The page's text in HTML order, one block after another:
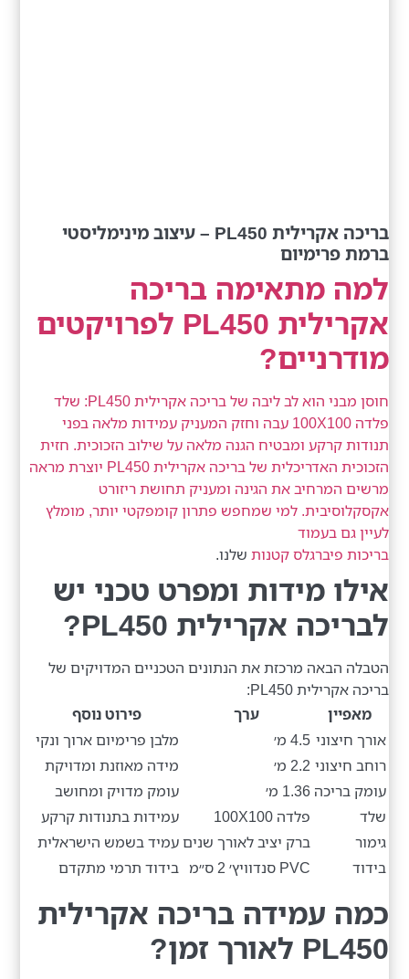
בריכה אקרילית PL450 – עיצוב מינימליסטי
ברמת פרימיום
למה מתאימה בריכה
אקרילית PL450 לפרויקטים
מודרניים?
חוסן מבני הוא לב ליבה של בריכה אקרילית PL450: שלד
פלדה 100X100 עבה וחזק המעניק עמידות מלאה בפני
תנודות קרקע ומבטיח הגנה מלאה על שילוב הזכוכית. חזית
הזכוכית האדריכלית של בריכה אקרילית PL450 יוצרת מראה
מרשים המרחיב את הגינה ומעניק תחושת ריזורט
אקסקלוסיבית. למי שמחפש פתרון קומפקטי יותר, מומלץ
לעיין גם בעמוד
בריכות פיברגלס קטנות שלנו.
אילו מידות ומפרט טכני יש
לבריכה אקרילית PL450?
הטבלה הבאה מרכזת את הנתונים הטכניים המדויקים של
בריכה אקרילית PL450:
מאפיין
ערך
פירוט נוסף
אורך חיצוני 4.5 מ׳
מלבן פרימיום ארוך ונקי
רוחב חיצוני 2.2 מ׳
מידה מאוזנת ומדויקת
עומק בריכה 1.36 מ׳
עומק מדויק ומחושב
שלד
פלדה 100X100
עמידות בתנודות קרקע
גימור
ברק יציב לאורך שניםעמיד בשמש הישראלית
בידוד
PVC סנדוויץ׳ 2 ס״מ בידוד תרמי מתקדם
כמה עמידה בריכה אקרילית
PL450 לאורך זמן?